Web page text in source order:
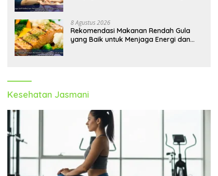
8 Agustus 2026
Rekomendasi Makanan Rendah Gula
yang Baik untuk Menjaga Energi dan
Kesehatan Jasmani